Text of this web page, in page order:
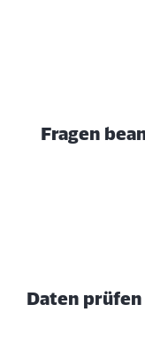
Fragen
Daten